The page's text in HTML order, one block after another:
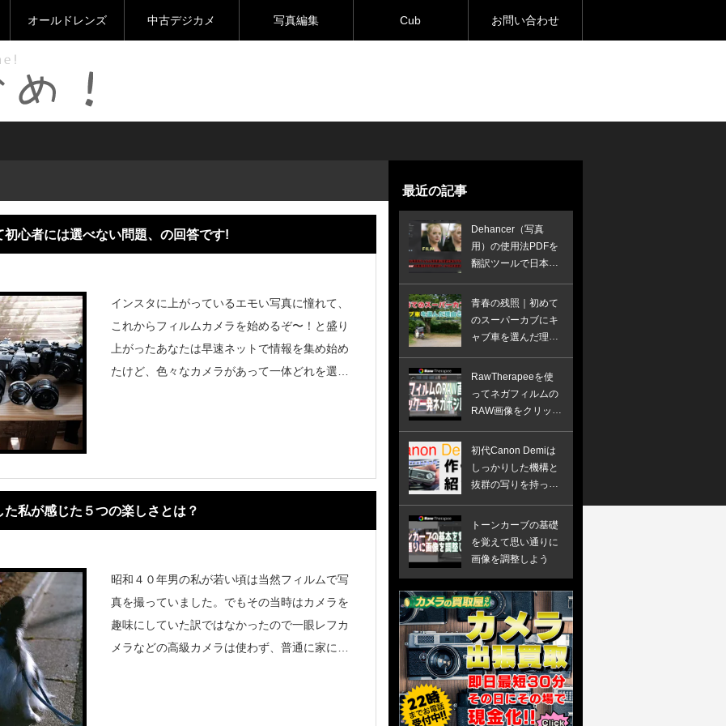
オールドレンズ 中古デジカメ 写真編集 Cub お問い合わせ
心者には選べない問題、の回答です!
インスタに上がっているエモい写真に憧れて、
これからフィルムカメラを始めるぞ〜！と盛り
上がったあなたは早速ネットで情報を集め始め
たけど、色々なカメラがあって一体どれを選ん
私が感じた５つの楽しさとは？
昭和４０年男の私が若い頃は当然フィルムで写
真を撮っていました。でもその当時はカメラを
趣味にしていた訳ではなかったので一眼レフカ
メラなどの高級カメラは使わず、普通に家にあ
最近の記事
Dehancer（写真
用）の使用法PDFを
翻訳ツールで日本語
青春の残照｜初めて
のスーパーカブにキ
ャブ車を選んだ理由
RawTherapeeを使
ってネガフィルムの
RAW画像をクリック
る方法
初代Canon Demiは
しっかりした機構と
抜群の写りを持った
トーンカーブの基礎
を覚えて思い通りに
画像を調整しよう